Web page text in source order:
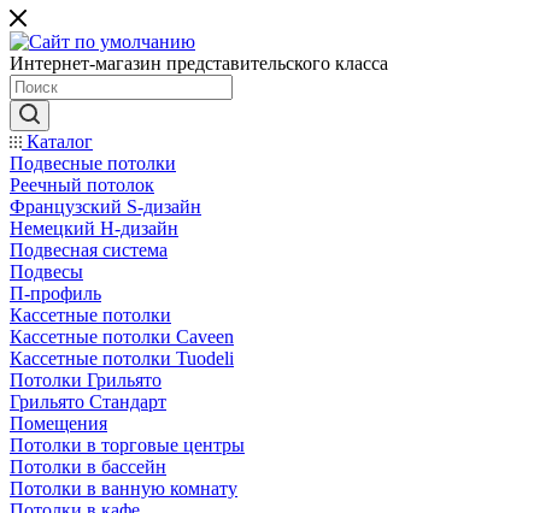
Интернет-магазин представительского класса
Каталог
Подвесные потолки
Реечный потолок
Французский S-дизайн
Немецкий H-дизайн
Подвесная система
Подвесы
П-профиль
Кассетные потолки
Кассетные потолки Caveen
Кассетные потолки Tuodeli
Потолки Грильято
Грильято Стандарт
Помещения
Потолки в торговые центры
Потолки в бассейн
Потолки в ванную комнату